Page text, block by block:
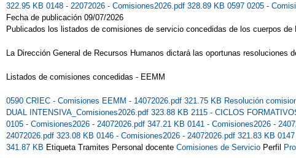
322.95 KB 0148 - 22072026 - Comisiones2026.pdf 328.89 KB 0597 0205 -
Fecha de publicación 09/07/2026
Publicados los listados de comisiones de servicio concedidas de los cuerpos
La Dirección General de Recursos Humanos dictará las oportunas
Listados de comisiones concedidas - EEMM
0590 CRIEC - Comisiones EEMM - 14072026.pdf 321.75 KB Resolución
DUAL INTENSIVA_Comisiones2026.pdf 323.88 KB 2115 - CICLOS
0105 - Comisiones2026 - 24072026.pdf 347.21 KB 0141 - Comisiones2026 -
24072026.pdf 323.08 KB 0146 - Comisiones2026 - 24072026.pdf 321.83 KB
341.87 KB Etiqueta Tramites Personal docente Comisiones de Servicio Perfil